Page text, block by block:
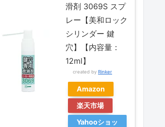
滑剤 3069S スプ
レー【美和ロック
シリンダー 鍵
穴】【内容量：
12ml】
created by Rinker
Amazon
楽天市場
Yahooショッ